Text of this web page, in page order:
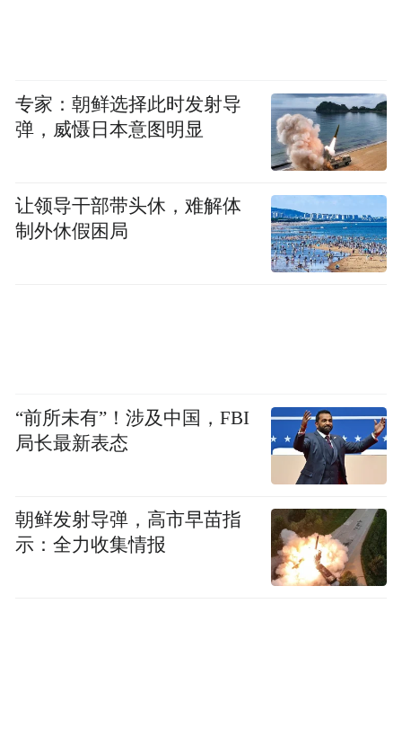
专家：朝鲜选择此时发射导
弹，威慑日本意图明显
让领导干部带头休，难解体
制外休假困局
“前所未有”！涉及中国，FBI
局长最新表态
朝鲜发射导弹，高市早苗指
示：全力收集情报